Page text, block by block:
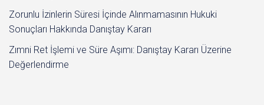
Zorunlu İzinlerin Süresi İçinde Alınmamasının Hukuki
Sonuçları Hakkında Danıştay Kararı
Zımni Ret İşlemi ve Süre Aşımı: Danıştay Kararı Üzerine
Değerlendirme